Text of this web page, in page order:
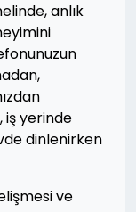
anlık
iş yerinde
dinlenirken
ve